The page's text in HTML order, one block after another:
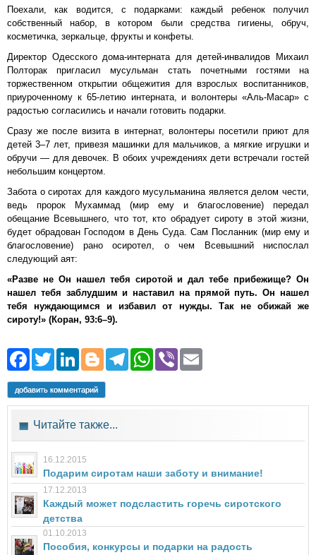
Поехали, как водится, с подарками: каждый ребенок получил
собственный набор, в котором были средства гигиены, обруч,
косметичка, зеркальце, фрукты и конфеты.
Директор Одесского дома-интерната для детей-инвалидов Михаил
Полторак пригласил мусульман стать почетными гостями на
торжественном открытии общежития для взрослых воспитанников,
приуроченному к 65-летию интерната, и волонтеры «Аль-Масар» с
радостью согласились и начали готовить подарки.
Сразу же после визита в интернат, волонтеры посетили приют для
детей 3–7 лет, привезя машинки для мальчиков, а мягкие игрушки и
обручи — для девочек. В обоих учреждениях дети встречали гостей
небольшим концертом.
Забота о сиротах для каждого мусульманина является делом чести,
ведь пророк Мухаммад (мир ему и благословение) передал
обещание Всевышнего, что тот, кто обрадует сироту в этой жизни,
будет обрадован Господом в День Суда. Сам Посланник (мир ему и
благословение) рано осиротел, о чем Всевышний ниспослал
следующий аят:
«Разве не Он нашел тебя сиротой и дал тебе прибежище? Он
нашел тебя заблудшим и наставил на прямой путь. Он нашел
тебя нуждающимся и избавил от нужды. Так не обижай же
сироту!» (Коран, 93:6–9).
Facebook
Twitter
LinkedIn
Blogger
Telegram
WhatsApp
Viber
добавить комментарий
Читайте также...
16.12.2015
Подарим сиротам наши заботу и внимание!
17.12.2013
Каждый может подсластить горечь сиротского
детства
01.10.2013
Пособия, конкурсы и подарки на радость